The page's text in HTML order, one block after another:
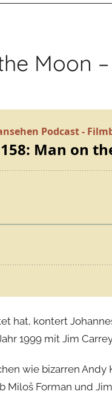
Moon
hat, kontert
1999 mit Jim
wie bizarren
Miloš Forman und